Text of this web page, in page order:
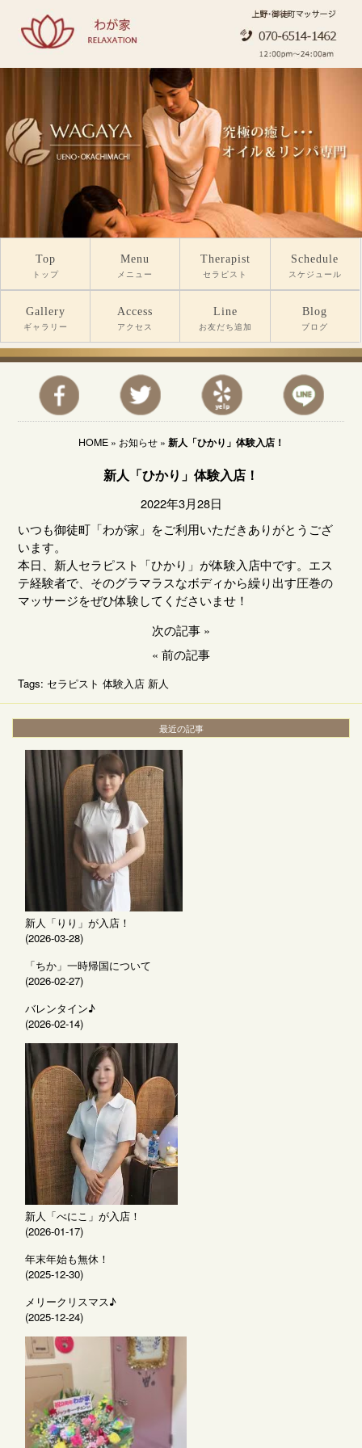
Top
トップ
Menu
メニュー
Therapist
セラピスト
Schedule
スケジュール
Gallery
ギャラリー
Access
アクセス
Line
お友だち追加
Blog
ブログ
HOME» お知らせ» 新人「ひかり」体験入店！
新人「ひかり」体験入店！
2022年3月28日
いつも御徒町「わが家」をご利用いただきありがとうござ
います。
本日、新人セラピスト「ひかり」が体験入店中です。エス
テ経験者で、そのグラマラスなボディから繰り出す圧巻の
マッサージをぜひ体験してくださいませ！
次の記事 »
« 前の記事
Tags: セラピスト 体験入店 新人
最近の記事
新人「りり」が入店！
(2026-03-28)
「ちか」一時帰国について
(2026-02-27)
バレンタイン♪
(2026-02-14)
新人「べにこ」が入店！
(2026-01-17)
年末年始も無休！
(2025-12-30)
メリークリスマス♪
(2025-12-24)